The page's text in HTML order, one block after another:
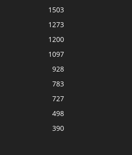
1503
1273
1200
1097
928
783
727
498
390